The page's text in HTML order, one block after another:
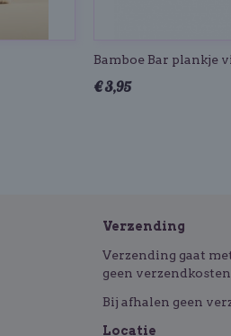
Bamboe Bar plankje
€ 3,95
Verzending
Verzending gaat
geen
Bij afhalen geen
Locatie